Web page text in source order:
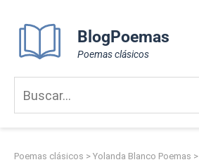
content
BlogPoemas
Poemas clásicos
Poemas clásicos > Yolanda Blanco Poemas >